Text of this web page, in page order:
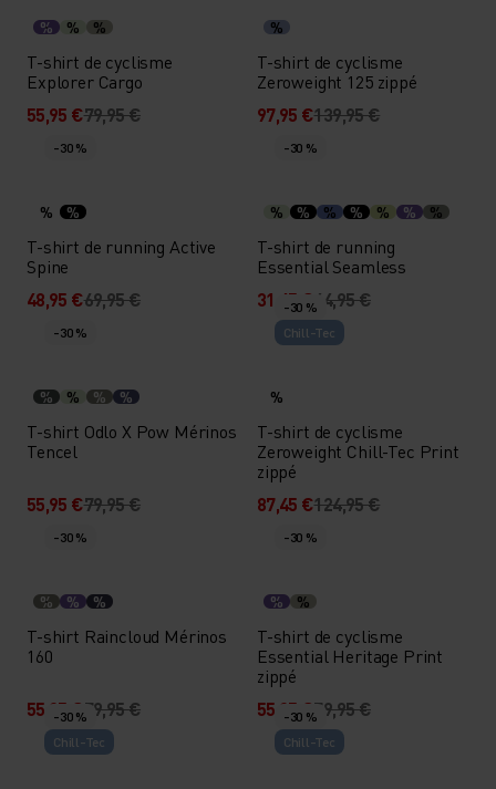
% % %
T-shirt de cyclisme
Explorer Cargo
55,95 €79,95 €
%
T-shirt de cyclisme
Zeroweight 125 zippé
97,95 €139,95 €
-30 %
% %
T-shirt de running Active
Spine
48,95 €69,95 €
-30 %
% % % % % % %
T-shirt de running
Essential Seamless
31,45 €44,95 €
-30 %
% % % %
T-shirt Odlo X Pow Mérinos
Tencel
55,95 €79,95 €
-30 %
Chill-Tec
%
T-shirt de cyclisme
Zeroweight Chill-Tec Print
zippé
87,45 €124,95 €
-30 %
% % %
T-shirt Raincloud Mérinos
160
55,95 €79,95 €
-30 %
% %
T-shirt de cyclisme
Essential Heritage Print
zippé
55,95 €79,95 €
-30 %
Chill-Tec
-30 %
Chill-Tec